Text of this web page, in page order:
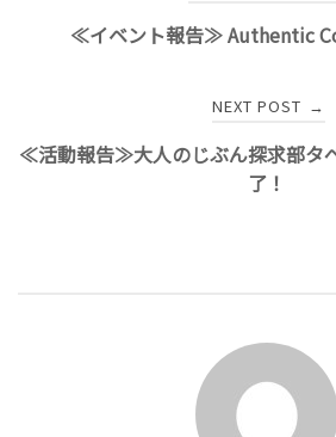
navigation
≪イベント報告≫ Authentic
NEXT POST →
≪活動報告≫大人のじぶん探求部タ
了！